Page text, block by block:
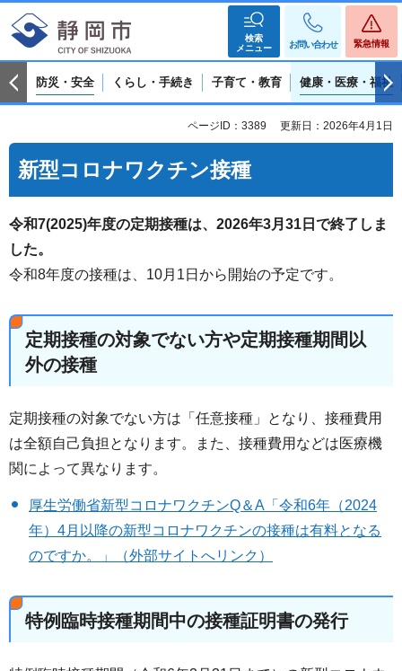
検索
メニュー
お問い合わせ 緊急情報
防災・安全 くらし・手続き 子育て・教育 健康・医療・福祉
ページID：3389 更新日：2026年4月1日
新型コロナワクチン接種
令和7(2025)年度の定期接種は、2026年3月31日で終了しま
した。
令和8年度の接種は、10月1日から開始の予定です。
定期接種の対象でない方や定期接種期間以
外の接種
定期接種の対象でない方は「任意接種」となり、接種費用
は全額自己負担となります。また、接種費用などは医療機
関によって異なります。
厚生労働省新型コロナワクチンQ＆A「令和6年（2024
年）4月以降の新型コロナワクチンの接種は有料となる
のですか。」（外部サイトへリンク）
特例臨時接種期間中の接種証明書の発行